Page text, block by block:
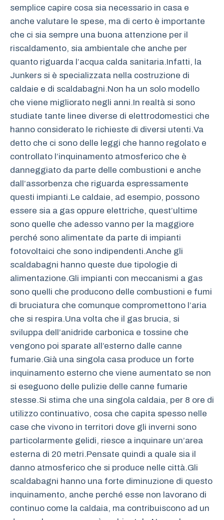
semplice capire cosa sia necessario in casa e
anche valutare le spese, ma di certo è importante
che ci sia sempre una buona attenzione per il
riscaldamento, sia ambientale che anche per
quanto riguarda l’acqua calda sanitaria.Infatti, la
Junkers si è specializzata nella costruzione di
caldaie e di scaldabagni.Non ha un solo modello
che viene migliorato negli anni.In realtà si sono
studiate tante linee diverse di elettrodomestici che
hanno considerato le richieste di diversi utenti.Va
detto che ci sono delle leggi che hanno regolato e
controllato l’inquinamento atmosferico che è
danneggiato da parte delle combustioni e anche
dall’assorbenza che riguarda espressamente
questi impianti.Le caldaie, ad esempio, possono
essere sia a gas oppure elettriche, quest’ultime
sono quelle che adesso vanno per la maggiore
perché sono alimentate da parte di impianti
fotovoltaici che sono indipendenti.Anche gli
scaldabagni hanno queste due tipologie di
alimentazione.Gli impianti con meccanismi a gas
sono quelli che producono delle combustioni e fumi
di bruciatura che comunque compromettono l’aria
che si respira.Una volta che il gas brucia, si
sviluppa dell’anidride carbonica e tossine che
vengono poi sparate all’esterno dalle canne
fumarie.Già una singola casa produce un forte
inquinamento esterno che viene aumentato se non
si eseguono delle pulizie delle canne fumarie
stesse.Si stima che una singola caldaia, per 8 ore di
utilizzo continuativo, cosa che capita spesso nelle
case che vivono in territori dove gli inverni sono
particolarmente gelidi, riesce a inquinare un’area
esterna di 20 metri.Pensate quindi a quale sia il
danno atmosferico che si produce nelle città.Gli
scaldabagni hanno una forte diminuzione di questo
inquinamento, anche perché esse non lavorano di
continuo come la caldaia, ma contribuiscono ad un